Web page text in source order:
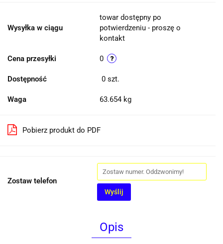
Wysyłka w ciągu
towar dostępny po
potwierdzeniu - proszę o
kontakt
Cena przesyłki 0
Dostępność 0 szt.
Waga 63.654 kg
Pobierz produkt do PDF
Zostaw telefon
Wyślij
Opis